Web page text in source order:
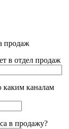
продаж
в отдел продаж
каналам
в продажу?